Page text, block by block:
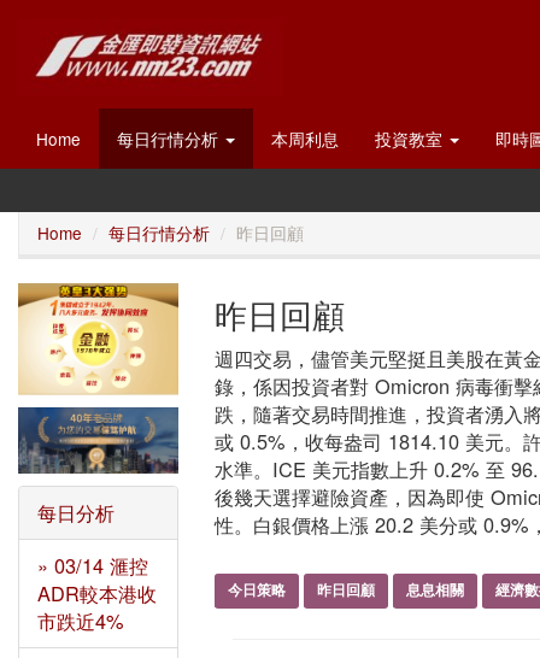
Home 每日行情分析 本周利息 投資教室 即時
Home 每日行情分析 昨日回顧
昨日回顧
週四交易，儘管美元堅挺且美股在黃
錄，係因投資者對 Omicron 病毒衝
跌，隨著交易時間推進，投資者湧入
或 0.5%，收每盎司 1814.10 美元。
水準。ICE 美元指數上升 0.2% 至
後幾天選擇避險資產，因為即使
性。白銀價格上漲 20.2 美分或 0.9%
今日策略 昨日回顧 息息相關 經濟
每日分析
» 03/14 滙控
ADR較本港收
市跌近4%